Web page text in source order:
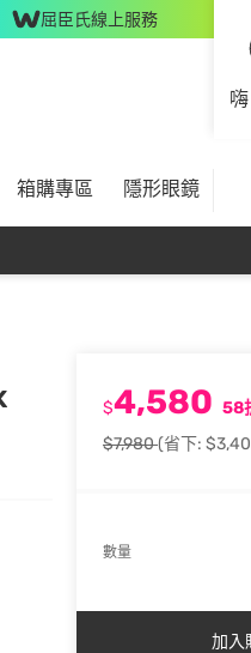
屈臣氏線上服務
箱購專區 隱形眼鏡
$4,580 58
$7,980(省下:
數量
加入